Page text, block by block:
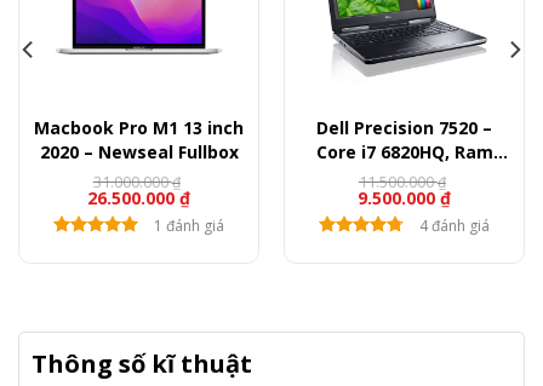
Macbook Pro M1 13 inch
2020 – Newseal Fullbox
26.500.000 ₫
31.000.000₫
1 đánh giá
Dell Precision 7520 –
Core i7 6820HQ, Ram
16GB, SSD 512GB, Quadro
M1200, 15.6″ FullHD
9.500.000 ₫
11.500.000₫
4 đánh giá
Thông số kĩ thuật